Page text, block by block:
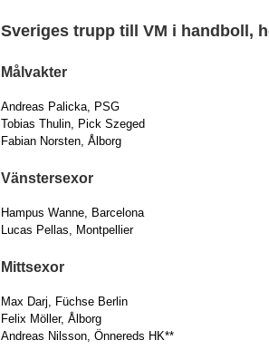
Sveriges trupp till VM i handboll,
Målvakter
Andreas Palicka, PSG
Tobias Thulin, Pick Szeged
Fabian Norsten, Ålborg
Vänstersexor
Hampus Wanne, Barcelona
Lucas Pellas, Montpellier
Mittsexor
Max Darj, Füchse Berlin
Felix Möller, Ålborg
Andreas Nilsson, Önnereds HK**